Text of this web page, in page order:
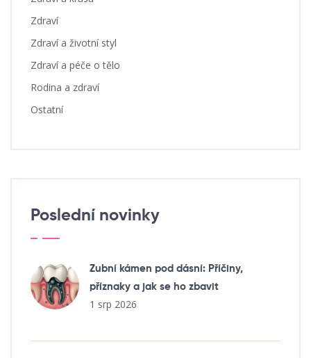
Zdraví
Zdraví a životní styl
Zdraví a péče o tělo
Rodina a zdraví
Ostatní
Poslední novinky
Zubní kámen pod dásní: Příčiny,
příznaky a jak se ho zbavit
1 srp 2026